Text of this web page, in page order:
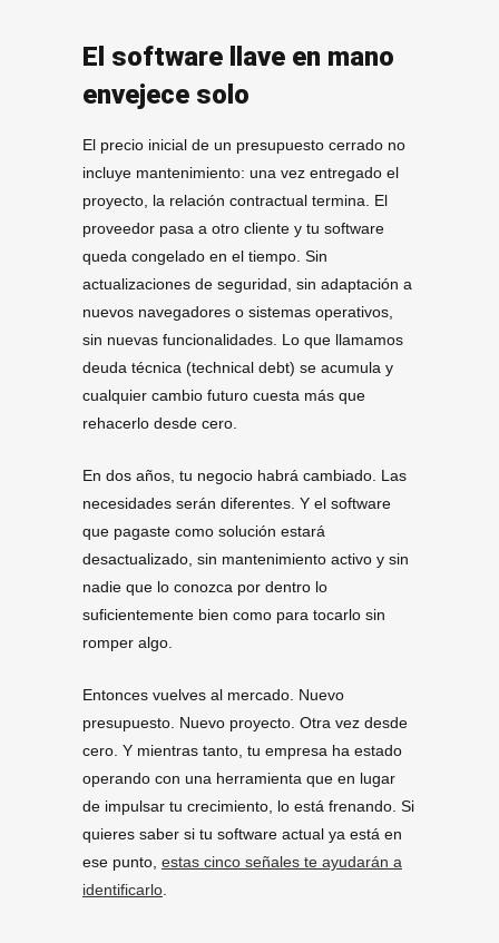
El software llave en mano
envejece solo
El precio inicial de un presupuesto cerrado no
incluye mantenimiento: una vez entregado el
proyecto, la relación contractual termina. El
proveedor pasa a otro cliente y tu software
queda congelado en el tiempo. Sin
actualizaciones de seguridad, sin adaptación a
nuevos navegadores o sistemas operativos,
sin nuevas funcionalidades. Lo que llamamos
deuda técnica (technical debt) se acumula y
cualquier cambio futuro cuesta más que
rehacerlo desde cero.
En dos años, tu negocio habrá cambiado. Las
necesidades serán diferentes. Y el software
que pagaste como solución estará
desactualizado, sin mantenimiento activo y sin
nadie que lo conozca por dentro lo
suficientemente bien como para tocarlo sin
romper algo.
Entonces vuelves al mercado. Nuevo
presupuesto. Nuevo proyecto. Otra vez desde
cero. Y mientras tanto, tu empresa ha estado
operando con una herramienta que en lugar
de impulsar tu crecimiento, lo está frenando. Si
quieres saber si tu software actual ya está en
ese punto, estas cinco señales te ayudarán a
identificarlo